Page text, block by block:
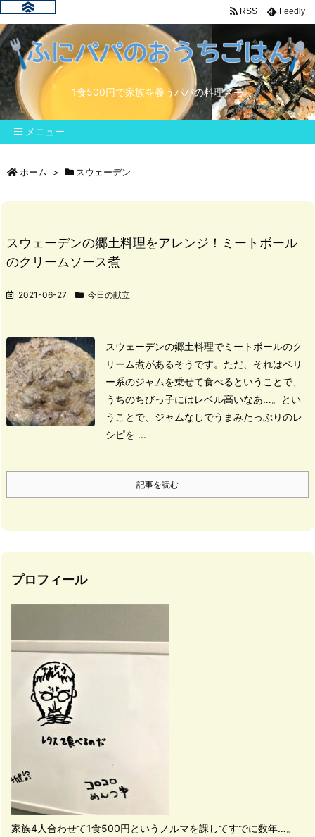
1食500円で家族を養うパパの料理メモ
メニュー
RSS Feedly
ホーム > スウェーデン
スウェーデンの郷土料理をアレンジ！ミートボール
のクリームソース煮
2021-06-27 今日の献立
スウェーデンの郷土料理でミートボールのク
リーム煮があるそうです。 ただ、それはベリ
ー系のジャムを乗せて食べるということで、
うちのちびっ子にはレベル高いなあ…。
とい
うことで、ジャムなしでうまみたっぷりのレ
シピを ...
記事を読む
プロフィール
家族4人合わせて1食500円というノルマを課してすでに数年…。